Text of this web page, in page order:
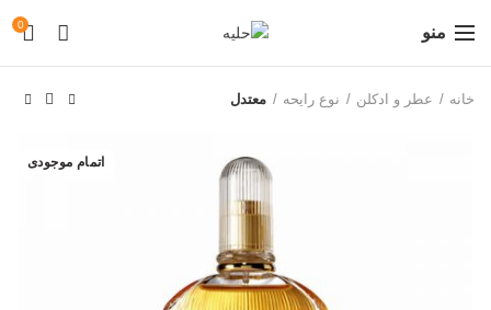
منو 0
خانه عطر و ادکلن نوع رایحه معتدل
اتمام موجودی